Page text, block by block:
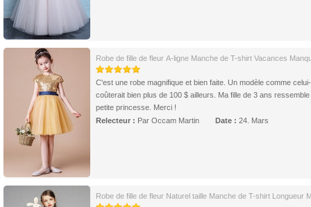
Robe de fille de fleur A-ligne Manche de T-shirt Vacances
C'est une robe magnifique et bien faite. Un modèle comme
coûterait bien plus de 100 $ ailleurs. Ma fille de 3 ans
petite princesse. Merci !
Relecteur : Par Occam Martin Date : 24. Mars
Robe de fille de fleur Naturel taille Manche de T-shirt Longueur